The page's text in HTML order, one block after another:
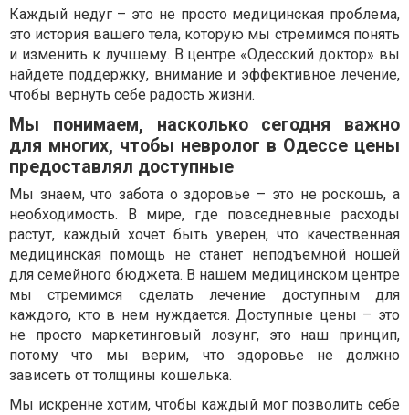
Каждый недуг – это не просто медицинская проблема,
это история вашего тела, которую мы стремимся понять
и изменить к лучшему. В центре «Одесский доктор» вы
найдете поддержку, внимание и эффективное лечение,
чтобы вернуть себе радость жизни.
Мы понимаем, насколько сегодня важно
для многих, чтобы невролог в Одессе цены
предоставлял доступные
Мы знаем, что забота о здоровье – это не роскошь, а
необходимость. В мире, где повседневные расходы
растут, каждый хочет быть уверен, что качественная
медицинская помощь не станет неподъемной ношей
для семейного бюджета. В нашем медицинском центре
мы стремимся сделать лечение доступным для
каждого, кто в нем нуждается. Доступные цены – это
не просто маркетинговый лозунг, это наш принцип,
потому что мы верим, что здоровье не должно
зависеть от толщины кошелька.
Мы искренне хотим, чтобы каждый мог позволить себе